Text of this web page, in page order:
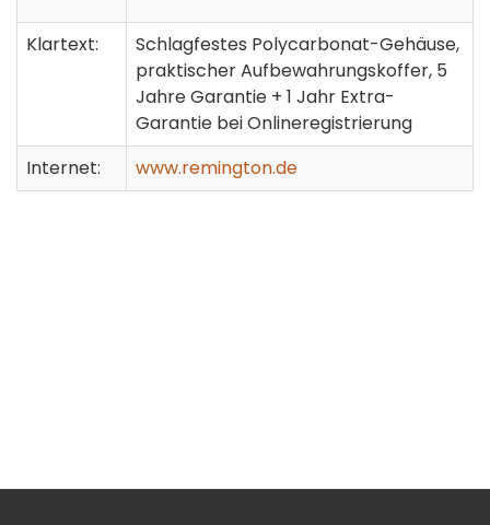
Klartext:
Schlagfestes Polycarbonat-Gehäuse,
praktischer Aufbewahrungskoffer, 5
Jahre Garantie + 1 Jahr Extra-
Garantie bei Onlineregistrierung
Internet:
www.remington.de